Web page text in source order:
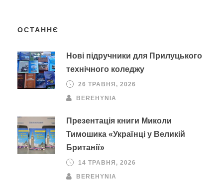
ОСТАННЄ
Нові підручники для Прилуцького
технічного коледжу
26 ТРАВНЯ, 2026
BEREHYNIA
Презентація книги Миколи
Тимошика «Українці у Великій
Британії»
14 ТРАВНЯ, 2026
BEREHYNIA